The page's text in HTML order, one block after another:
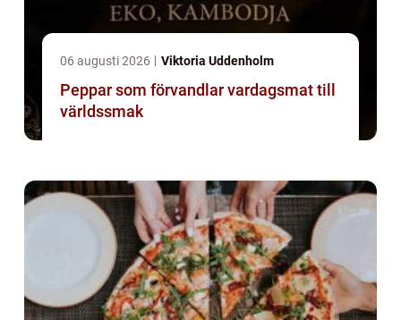
06 augusti 2026 Viktoria Uddenholm
Peppar som förvandlar vardagsmat till
världssmak